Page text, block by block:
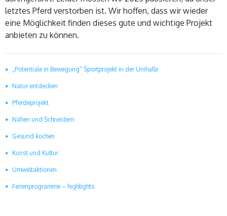
letztes Pferd verstorben ist. Wir hoffen, dass wir wieder
eine Möglichkeit finden dieses gute und wichtige Projekt
anbieten zu können.
„Potentiale in Bewegung“ Sportprojekt in der Unihalle
Natur entdecken
Pferdeprojekt
Nähen und Schneidern
Gesund kochen
Kunst und Kultur
Umweltaktionen
Ferienprogramme – highlights